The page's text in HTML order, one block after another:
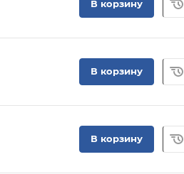
В корзину
В корзину
В корзину